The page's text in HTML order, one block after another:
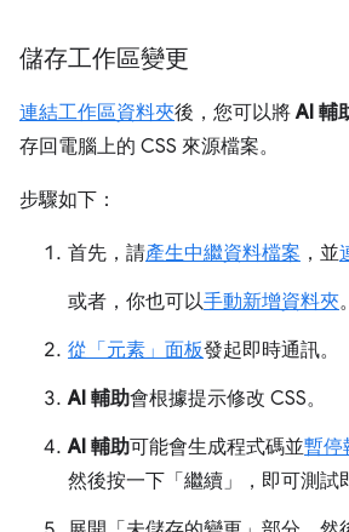
儲存工作區變更
連結工作區資料夾後，您可以將AI 輔
存回電腦上的 CSS 來源檔案。
步驟如下：
首先，請產生中繼資料檔案 ，並
或者，你也可以手動新增資料夾。
從「元素」面板發起即時通訊。
AI 輔助會根據提示修改 CSS。
AI 輔助可能會生成程式碼並暫停
然後按一下「繼續」
，即可測試